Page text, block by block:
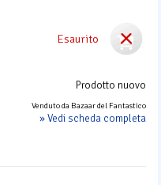
Esaurito
Prodotto nuovo
Venduto da Bazaar del Fantastico
» Vedi scheda completa